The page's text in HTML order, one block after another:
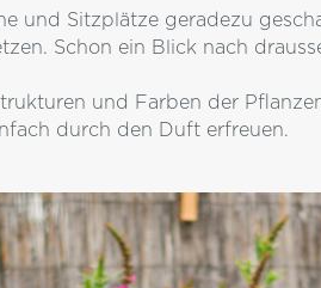
und Sitzplätze geradezu
Schon ein Blick nach
und Farben der
durch den Duft erfreuen.